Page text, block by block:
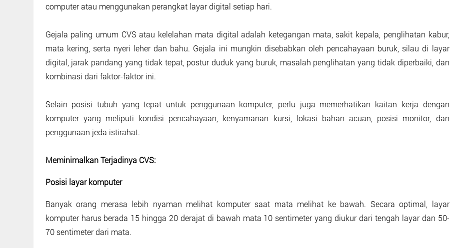
computer atau menggunakan perangkat layar digital setiap hari.
Gejala paling umum CVS atau kelelahan mata digital adalah ketegangan mata, sakit kepala, penglihatan kabur,
mata kering, serta nyeri leher dan bahu. Gejala ini mungkin disebabkan oleh pencahayaan buruk, silau di layar
digital, jarak pandang yang tidak tepat, postur duduk yang buruk, masalah penglihatan yang tidak diperbaiki, dan
kombinasi dari faktor-faktor ini.
Selain posisi tubuh yang tepat untuk penggunaan komputer, perlu juga memerhatikan kaitan kerja dengan
komputer yang meliputi kondisi pencahayaan, kenyamanan kursi, lokasi bahan acuan, posisi monitor, dan
penggunaan jeda istirahat.
Meminimalkan Terjadinya CVS:
Posisi layar komputer
Banyak orang merasa lebih nyaman melihat komputer saat mata melihat ke bawah. Secara optimal, layar
komputer harus berada 15 hingga 20 derajat di bawah mata 10 sentimeter yang diukur dari tengah layar dan 50-
70 sentimeter dari mata.